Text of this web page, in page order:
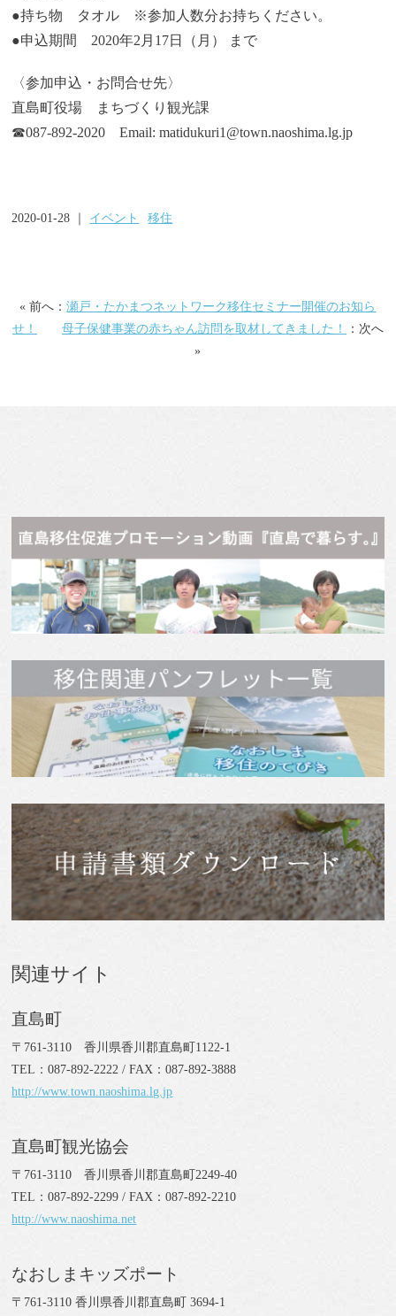
●持ち物 タオル ※参加人数分お持ちください。
●申込期間 2020年2月17日（月） まで
〈参加申込・お問合せ先〉
直島町役場 まちづくり観光課
☎087-892-2020 Email: matidukuri1@town.naoshima.lg.jp
2020-01-28 ｜ イベント 移住
« 前へ：瀬戸・たかまつネットワーク移住セミナー開催のお知ら
せ！
母子保健事業の赤ちゃん訪問を取材してきました！
：次へ
»
関連サイト
直島町
〒761-3110 香川県香川郡直島町1122-1
TEL：087-892-2222 / FAX：087-892-3888
http://www.town.naoshima.lg.jp
直島町観光協会
〒761-3110 香川県香川郡直島町2249-40
TEL：087-892-2299 / FAX：087-892-2210
http://www.naoshima.net
なおしまキッズポート
〒761-3110 香川県香川郡直島町 3694-1